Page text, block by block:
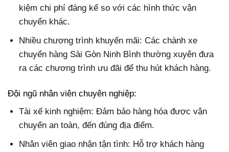
kiệm chi phí đáng kể so với các hình thức vận
chuyển khác.
Nhiều chương trình khuyến mãi: Các chành xe
chuyển hàng Sài Gòn Ninh Bình thường xuyên đưa
ra các chương trình ưu đãi để thu hút khách hàng.
Đội ngũ nhân viên chuyên nghiệp:
Tài xế kinh nghiệm: Đảm bảo hàng hóa được vận
chuyển an toàn, đến đúng địa điểm.
Nhân viên giao nhận tận tình: Hỗ trợ khách hàng